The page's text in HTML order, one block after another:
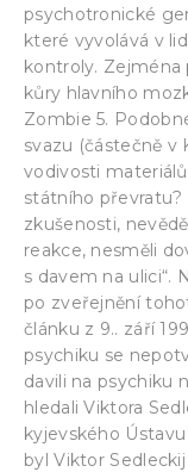
psychotronické
které vyvolává v
kontroly. Zejména
kůry hlavního
Zombie 5.
svazu (částečně v
vodivosti
státního
zkušenosti,
reakce, nesměli
s davem na ulici“.
po zveřejnění
článku z 9.. září
psychiku se
davili na psychiku
hledali Viktora
kyjevského
byl Viktor